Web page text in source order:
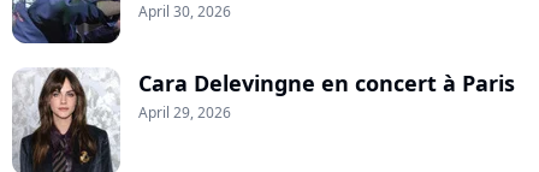
April 30, 2026
Cara Delevingne en concert à Paris
April 29, 2026